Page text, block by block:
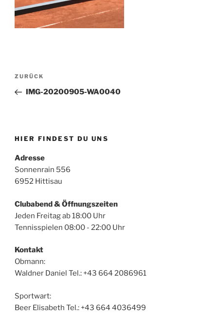
Beitragsnavigation
Vorheriger
Beitrag
ZURÜCK
IMG-20200905-WA0040
HIER FINDEST DU UNS
Adresse
Sonnenrain 556
6952 Hittisau
Clubabend & Öffnungszeiten
Jeden Freitag ab 18:00 Uhr
Tennisspielen 08:00 - 22:00 Uhr
Kontakt
Obmann:
Waldner Daniel Tel.: +43 664 2086961
Sportwart:
Beer Elisabeth Tel.: +43 664 4036499